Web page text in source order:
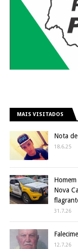
MAIS VISITADOS
Nota
18.6.25
Nova
31.7.26
12.7.26